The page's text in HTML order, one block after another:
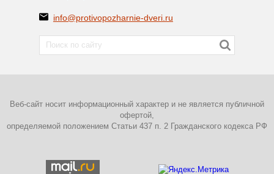
info@protivopozharnie-dveri.ru
Веб-сайт носит информационный характер и не является публичной
офертой,
определяемой положением Статьи 437 п. 2 Гражданского кодекса РФ